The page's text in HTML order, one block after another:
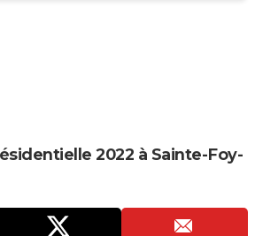
2022 à Sainte-Foy-